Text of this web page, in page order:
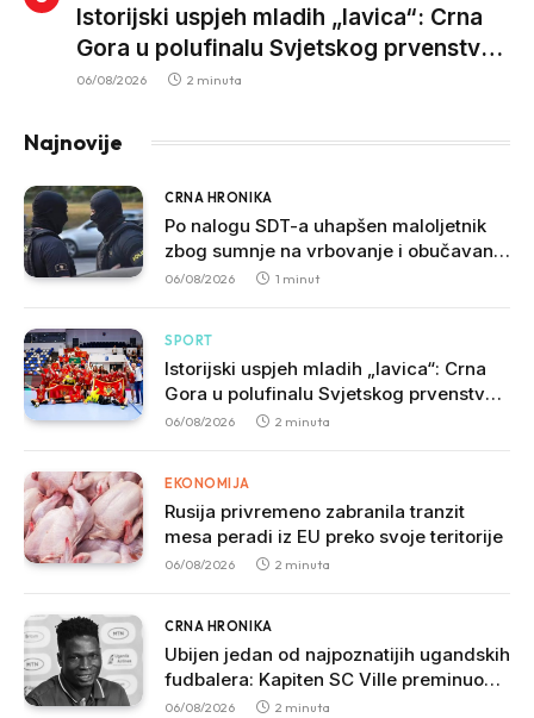
Istorijski uspjeh mladih „lavica“: Crna
Gora u polufinalu Svjetskog prvenstva
nakon pobjede nad Slovačkom
06/08/2026 2 minuta
Najnovije
CRNA HRONIKA
Po nalogu SDT-a uhapšen maloljetnik
zbog sumnje na vrbovanje i obučavanje
za izvršenje terorističkih djela
06/08/2026 1 minut
SPORT
Istorijski uspjeh mladih „lavica“: Crna
Gora u polufinalu Svjetskog prvenstva
nakon pobjede nad Slovačkom
06/08/2026 2 minuta
EKONOMIJA
Rusija privremeno zabranila tranzit
mesa peradi iz EU preko svoje teritorije
06/08/2026 2 minuta
CRNA HRONIKA
Ubijen jedan od najpoznatijih ugandskih
fudbalera: Kapiten SC Ville preminuo
nakon brutalnog napada
06/08/2026 2 minuta